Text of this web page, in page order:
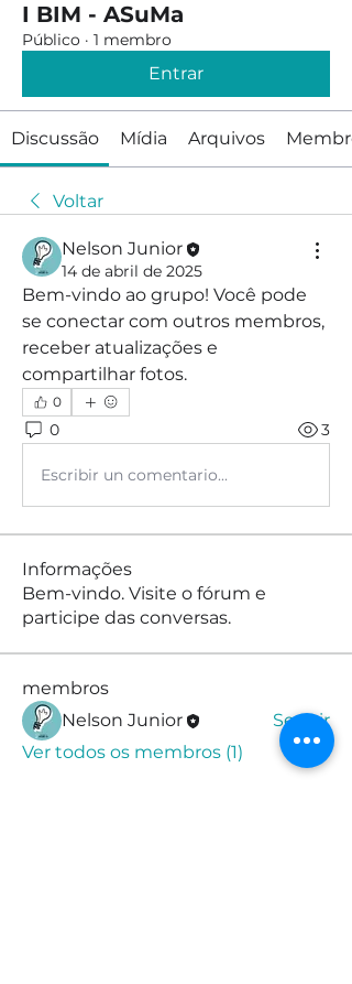
I BIM - ASuMa
Público · 1 membro
Entrar
Discussão Mídia Arquivos
Voltar
Nelson Junior
14 de abril de 2025
Bem-vindo ao grupo! Você pode
se conectar com outros membros,
receber atualizações e
compartilhar fotos.
0
0 3
Escribir un comentario...
Informações
Bem-vindo. Visite o fórum e
participe das conversas.
membros
Nelson Junior
Seguir
Ver todos os membros (1)